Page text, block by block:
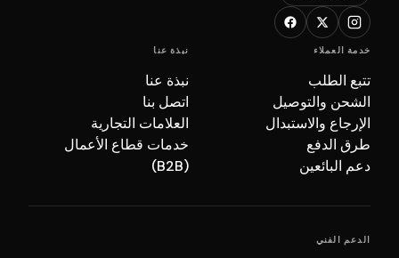
خدمة العملاء
تتبع الطلب
الشحن والتوصيل
الإرجاع والاستبدال
طرق الدفع
دعم البائعين
نبذة عنا
نبذة عنا
اتصل بنا
العلامات التجارية
خدمات قطاع الأعمال
(B2B)
الدعم الفني